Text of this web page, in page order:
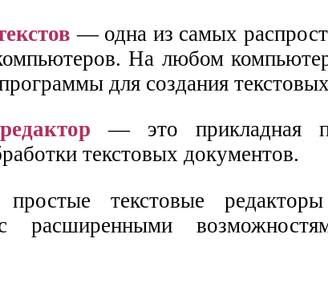
— одна из самых
На любом
для создания
— это прикладная
текстовых документов.
текстовые
расширенными